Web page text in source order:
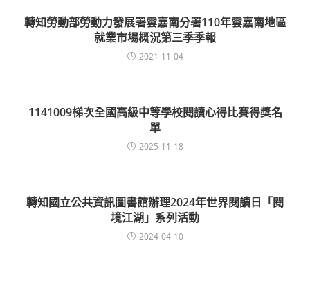
轉知勞動部勞動力發展署雲嘉南分署110年雲嘉南地區
就業市場概況第三季季報
2021-11-04
1141009梯次全國高級中等學校閱讀心得比賽得獎名
單
2025-11-18
轉知國立公共資訊圖書館辦理2024年世界閱讀日「閱
境江湖」系列活動
2024-04-10